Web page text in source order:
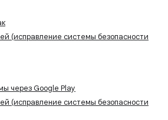
(исправление системы безопасности
через Google Play
(исправление системы безопасности